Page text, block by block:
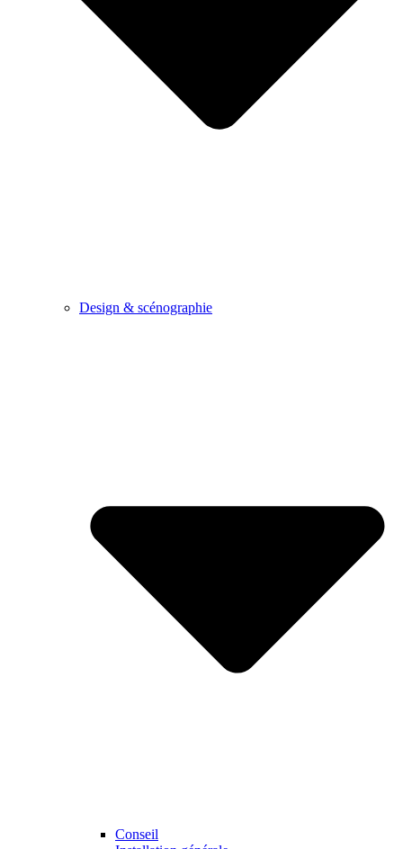
Design & scénographie
Conseil